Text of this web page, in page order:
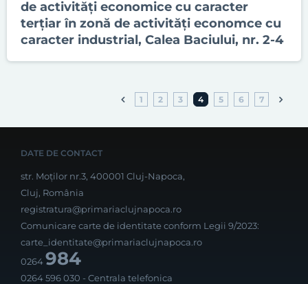
de activități economice cu caracter
terțiar în zonă de activități economce cu
caracter industrial, Calea Baciului, nr. 2-4
1 2 3 4 5 6 7
DATE DE CONTACT
str. Moților nr.3, 400001 Cluj-Napoca,
Cluj, România
registratura@primariaclujnapoca.ro
Comunicare carte de identitate conform Legii 9/2023:
carte_identitate@primariaclujnapoca.ro
0264984
0264 596 030 - Centrala telefonica